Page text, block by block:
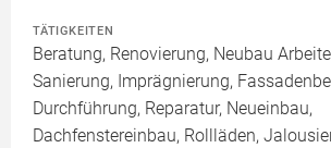
TÄTIGKEITEN
Beratung, Renovierung, Neubau
Sanierung, Imprägnierung,
Durchführung, Reparatur, Neueinbau,
Dachfenstereinbau, Rollläden,